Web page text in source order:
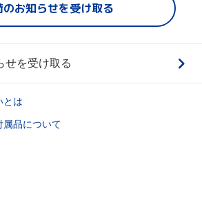
のお知らせを受け取る
せを受け取る
とは
属品について